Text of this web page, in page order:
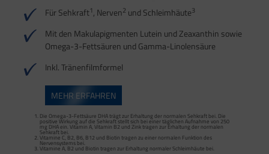
Für Sehkraft1, Nerven2 und Schleimhäute3
Mit den Makulapigmenten Lutein und Zeaxanthin sowie
Omega-3-Fettsäuren und Gamma-Linolensäure
Inkl. Tränenfilmformel
MEHR ERFAHREN
Die Omega-3-Fettsäure DHA trägt zur Erhaltung der normalen Sehkraft bei. Die
positive Wirkung auf die Sehkraft stellt sich bei einer täglichen Aufnahme von 250
mg DHA ein. Vitamin A, Vitamin B2 und Zink tragen zur Erhaltung der normalen
Sehkraft bei.
Vitamine C, B2, B6, B12 und Biotin tragen zu einer normalen Funktion des
Nervensystems bei.
Vitamine A, B2 und Biotin tragen zur Erhaltung normaler Schleimhäute bei.